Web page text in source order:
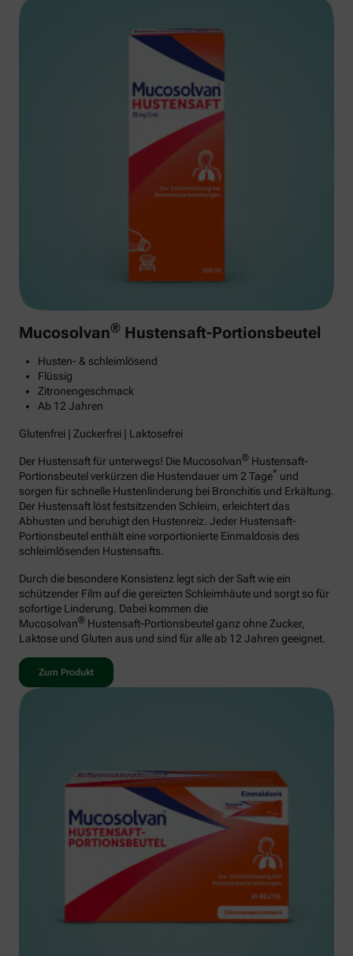
Mucosolvan® Hustensaft-Portionsbeutel
Husten- & schleimlösend
Flüssig
Zitronengeschmack
Ab 12 Jahren
Glutenfrei | Zuckerfrei | Laktosefrei
Der Hustensaft für unterwegs! Die Mucosolvan® Hustensaft-
Portionsbeutel verkürzen die Hustendauer um 2 Tage* und
sorgen für schnelle Hustenlinderung bei Bronchitis und Erkältung.
Der Hustensaft löst festsitzenden Schleim, erleichtert das
Abhusten und beruhigt den Hustenreiz. Jeder Hustensaft-
Portionsbeutel enthält eine vorportionierte Einmaldosis des
schleimlösenden Hustensafts.
Durch die besondere Konsistenz legt sich der Saft wie ein
schützender Film auf die gereizten Schleimhäute und sorgt so für
sofortige Linderung. Dabei kommen die
Mucosolvan® Hustensaft-Portionsbeutel ganz ohne Zucker,
Laktose und Gluten aus und sind für alle ab 12 Jahren geeignet.
Zum Produkt